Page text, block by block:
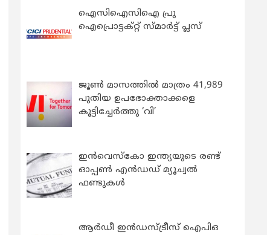
ഐസിഐസിഐ പ്രു
ഐപ്രൊട്ടക്റ്റ് സ്മാർട്ട് പ്ലസ്
ജൂൺ മാസത്തിൽ മാത്രം 41,989
പുതിയ ഉപഭോക്താക്കളെ
കൂട്ടിച്ചേർത്തു ‘വി’
ഇന്‍വെസ്കോ ഇന്ത്യയുടെ രണ്ട്
ഓപ്പണ്‍ എന്‍ഡഡ് മ്യൂച്വല്‍
ഫണ്ടുകള്‍
ആർഡീ ഇൻഡസ്ട്രീസ് ഐപിഒ